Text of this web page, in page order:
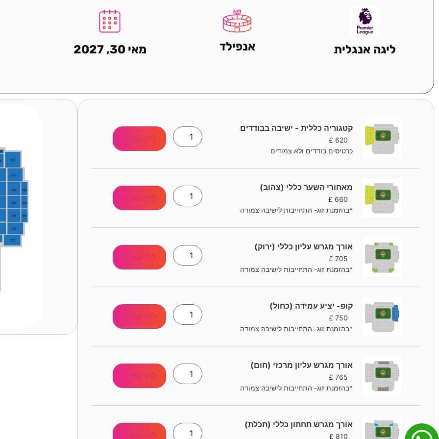
ליגה אנגלית אנפילד מאי 30, 2027
קטגוריה כללית - ישיבה בבודדים
620
£
כרטיסים בודדים ולא צמודים
לרכישה >
מאחורי השער כללי (צהוב)
660
£
*בהזמנת זוג- התחייבות לישיבה צמודה
לרכישה >
אורך מגרש עליון כללי (ירוק)
705
£
*בהזמנת זוג- התחייבות לישיבה צמודה
לרכישה >
קופ- יציע עמידה (כחול)
750
£
*בהזמנת זוג- התחייבות לישיבה צמודה
לרכישה >
אורך מגרש עליון מרכזי (חום)
765
£
*בהזמנת זוג- התחייבות לישיבה צמודה
לרכישה >
אורך מגרש תחתון כללי (תכלת)
810
£
לרכישה >